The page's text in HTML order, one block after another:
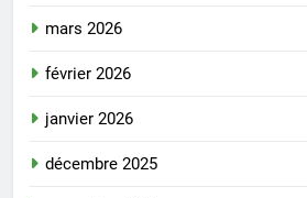
mars 2026
février 2026
janvier 2026
décembre 2025